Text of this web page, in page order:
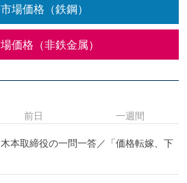
場価格（鉄鋼）
価格（非鉄金属）
本取締役の一問一答／「価格転嫁、下
前日 一週間